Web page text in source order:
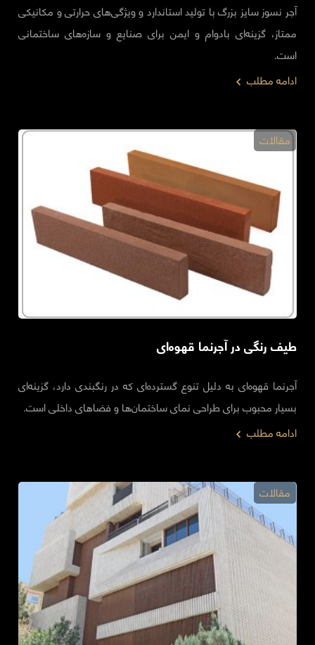
آجر نسوز سایز بزرگ با تولید استاندارد و ویژگی‌های حرارتی و مکانیکی
ممتاز، گزینه‌ای بادوام و ایمن برای صنایع و سازه‌های ساختمانی
است.
ادامه مطلب
طیف رنگی در آجرنما قهوه‌ای
آجرنما قهوه‌ای به دلیل تنوع گسترده‌ای که در رنگبندی دارد، گزینه‌ای
بسیار محبوب برای طراحی نمای ساختمان‌ها و فضاهای داخلی است.
مقالات
ادامه مطلب
مقالات